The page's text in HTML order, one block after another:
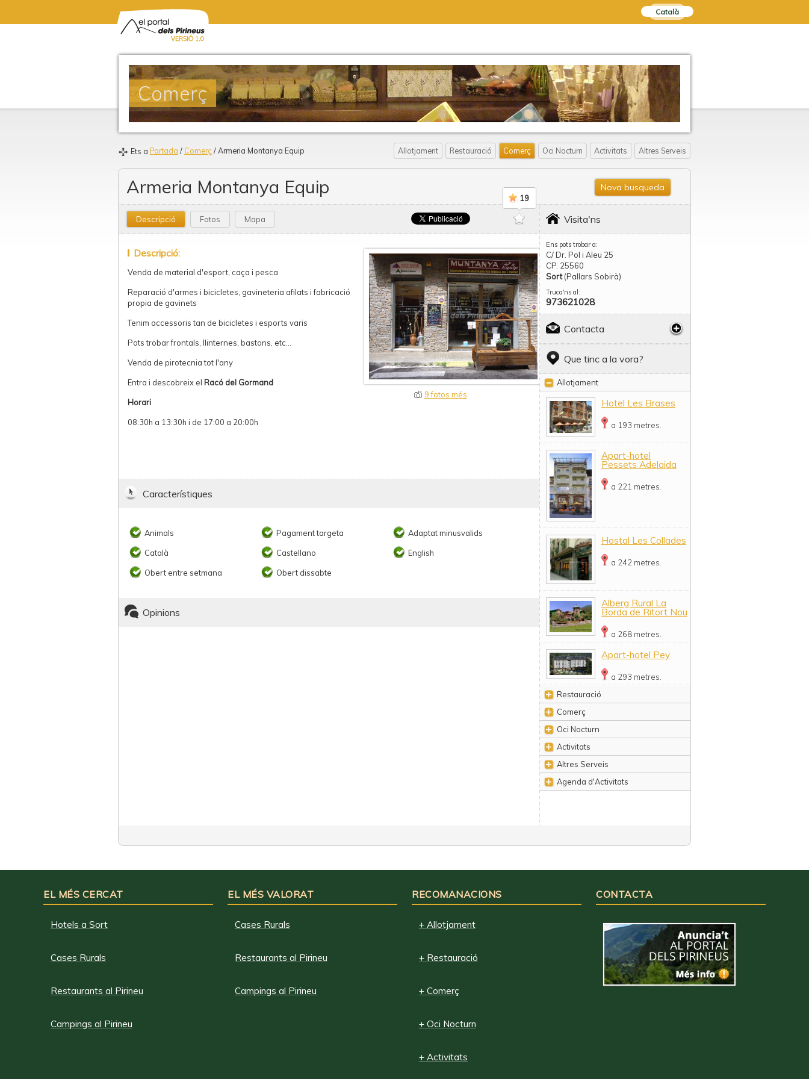
Català
Comerç
Ets a Portada / Comerç / Armeria Montanya Equip Allotjament Restauració Comerç Oci Nocturn Activitats Altres Serveis
Armeria Montanya Equip
19
Nova busqueda
Descripció Fotos Mapa
Descripció:
Venda de material d'esport, caça i pesca
Reparació d'armes i bicicletes, gavineteria afilats i fabricació
propia de gavinets
Tenim accessoris tan de bicicletes i esports varis
Pots trobar frontals, llinternes, bastons, etc...
Venda de pirotecnia tot l'any
Entra i descobreix el Racó del Gormand
Horari
08:30h a 13:30h i de 17:00 a 20:00h
9 fotos més
Característiques
Animals Pagament targeta Adaptat minusvalids
Català Castellano English
Obert entre setmana Obert dissabte
Opinions
Visita'ns
Ens pots trobar a:
C/ Dr. Pol i Aleu 25
CP. 25560
Sort(Pallars Sobirà)
Truca'ns al:
973621028
Contacta
Que tinc a la vora?
Allotjament
Hotel Les Brases
a 193 metres.
Apart-hotel
Pessets Adelaida
a 221 metres.
Hostal Les Collades
a 242 metres.
Alberg Rural La
Borda de Ritort Nou
a 268 metres.
Apart-hotel Pey
a 293 metres.
Restauració
Comerç
Oci Nocturn
Activitats
Altres Serveis
Agenda d'Activitats
EL MÉS CERCAT
Hotels a Sort
Cases Rurals
Restaurants al Pirineu
Campings al Pirineu
EL MÉS VALORAT
Cases Rurals
Restaurants al Pirineu
Campings al Pirineu
RECOMANACIONS
+ Allotjament
+ Restauració
+ Comerç
+ Oci Nocturn
+ Activitats
CONTACTA